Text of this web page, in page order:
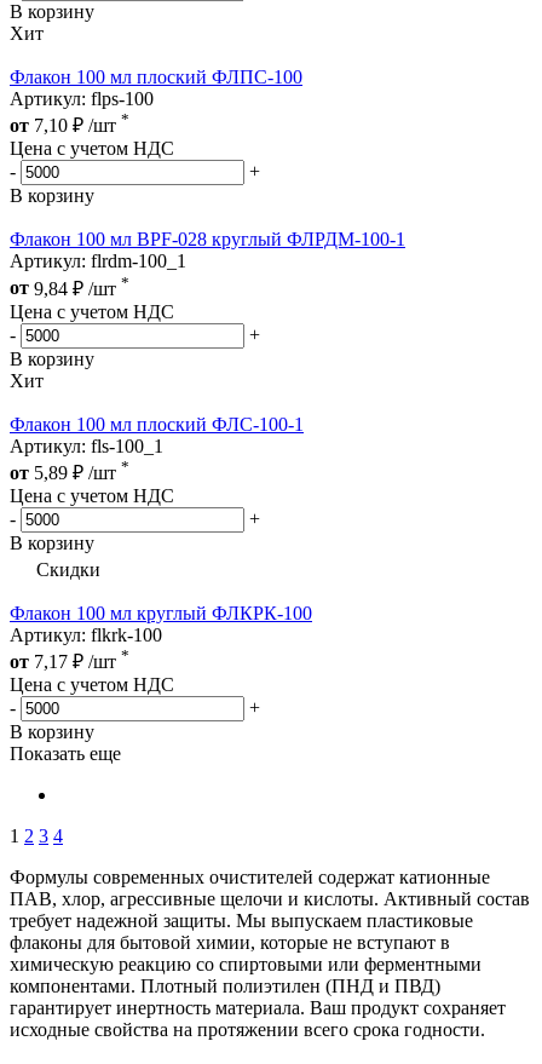
В корзину
Хит
Флакон 100 мл плоский ФЛПС-100
Артикул: flps-100
от 7,10 ₽ /шт *
Цена с учетом НДС
-
+
В корзину
Флакон 100 мл BPF-028 круглый ФЛРДМ-100-1
Артикул: flrdm-100_1
от 9,84 ₽ /шт *
Цена с учетом НДС
-
+
В корзину
Хит
Флакон 100 мл плоский ФЛС-100-1
Артикул: fls-100_1
от 5,89 ₽ /шт *
Цена с учетом НДС
-
+
В корзину
Скидки
Флакон 100 мл круглый ФЛКРК-100
Артикул: flkrk-100
от 7,17 ₽ /шт *
Цена с учетом НДС
-
+
В корзину
Показать еще
1 2 3 4
Формулы современных очистителей содержат катионные
ПАВ, хлор, агрессивные щелочи и кислоты. Активный состав
требует надежной защиты. Мы выпускаем пластиковые
флаконы для бытовой химии, которые не вступают в
химическую реакцию со спиртовыми или ферментными
компонентами. Плотный полиэтилен (ПНД и ПВД)
гарантирует инертность материала. Ваш продукт сохраняет
исходные свойства на протяжении всего срока годности.